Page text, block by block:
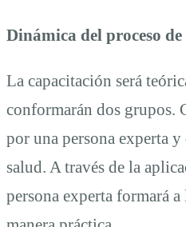
Dinámica del proceso
La capacitación será
conformarán dos grupos.
por una persona experta
salud. A través de la
persona experta formará